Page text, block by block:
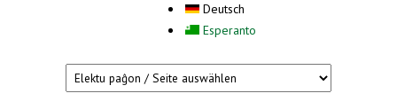
Deutsch
Esperanto